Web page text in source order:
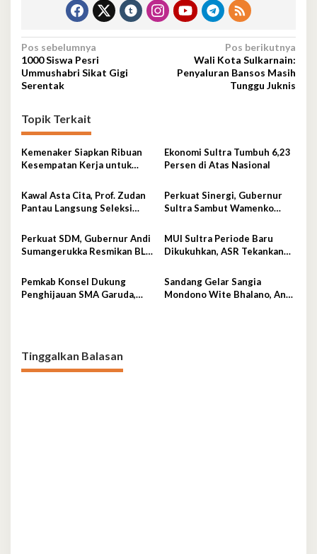
Navigasi
pos
Pos sebelumnya
1000 Siswa Pesri
Ummushabri Sikat Gigi
Serentak
Pos berikutnya
Wali Kota Sulkarnain:
Penyaluran Bansos Masih
Tunggu Juknis
Topik Terkait
Kemenaker Siapkan Ribuan
Kesempatan Kerja untuk
Ekonomi Sultra Tumbuh 6,23
Persen di Atas Nasional
Kawal Asta Cita, Prof. Zudan
Pantau Langsung Seleksi
Kendari
Perkuat Sinergi, Gubernur
Sultra Sambut Wamenko
Perkuat SDM, Gubernur Andi
Sumangerukka Resmikan BLK
MUI Sultra Periode Baru
Dikukuhkan, ASR Tekankan
Perkuat Persatuan
Pemkab Konsel Dukung
Penghijauan SMA Garuda,
Sandang Gelar Sangia
Mondono Wite Bhalano, Andi
Tinggalkan Balasan